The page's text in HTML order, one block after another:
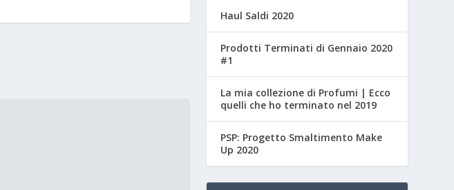
Haul Saldi 2020
Prodotti Terminati di Gennaio 2020
#1
La mia collezione di Profumi | Ecco
quelli che ho terminato nel 2019
PSP: Progetto Smaltimento Make
Up 2020